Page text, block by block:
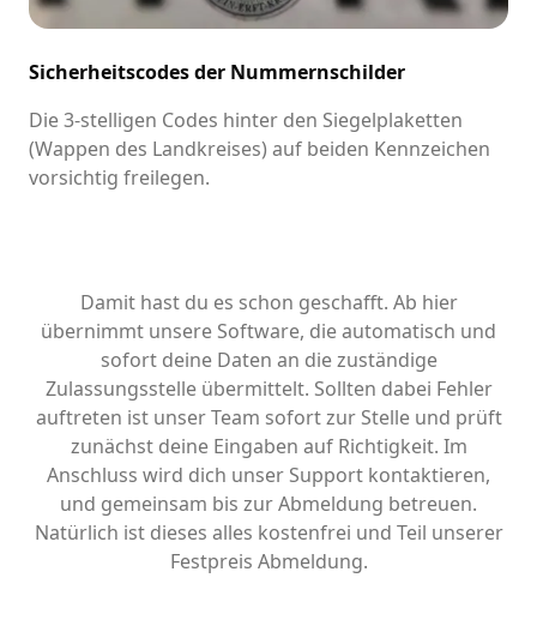
Sicherheitscodes der Nummernschilder
Die 3-stelligen Codes hinter den Siegelplaketten
(Wappen des Landkreises) auf beiden Kennzeichen
vorsichtig freilegen.
Damit hast du es schon geschafft. Ab hier
übernimmt unsere Software, die automatisch und
sofort deine Daten an die zuständige
Zulassungsstelle übermittelt. Sollten dabei Fehler
auftreten ist unser Team sofort zur Stelle und prüft
zunächst deine Eingaben auf Richtigkeit. Im
Anschluss wird dich unser Support kontaktieren,
und gemeinsam bis zur Abmeldung betreuen.
Natürlich ist dieses alles kostenfrei und Teil unserer
Festpreis Abmeldung.